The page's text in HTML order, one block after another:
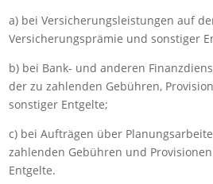
a) bei Versicherungsleistungen auf
Versicherungsprämie und sonstiger
b) bei Bank- und anderen
der zu zahlenden Gebühren,
sonstiger Entgelte;
c) bei Aufträgen über
zahlenden Gebühren und
Entgelte.